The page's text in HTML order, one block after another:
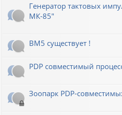
Генератор тактовых
МК-85"
ВМ5 существует !
PDP совместимый
Зоопарк PDP-